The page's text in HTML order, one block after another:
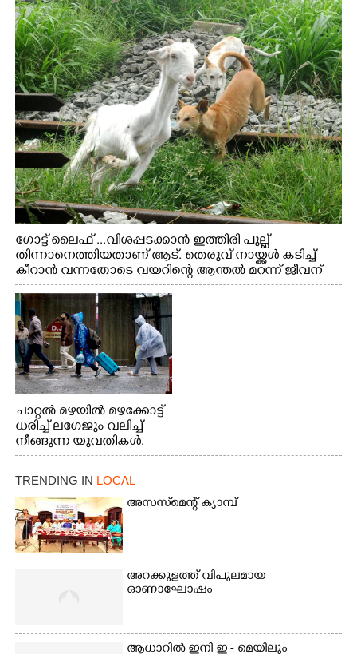
ഗോട്ട് ലൈഫ് ...വിശപ്പടക്കാൻ ഇത്തിരി പുല്ല്
തിന്നാനെത്തിയതാണ് ആട്. തെരുവ് നായ്ക്കൾ കടിച്ച്
കീറാൻ വന്നതോടെ വയറിന്റെ ആന്തൽ മറന്ന് ജീവന്
വേണ്ടിയായി ഓട്ടം. എറണാകുളം വാത്തുരുത്തിയിൽ
നിന്നുള്ള കാഴ്ച
ചാറ്റൽ മഴയിൽ മഴക്കോട്ട്
ധരിച്ച് ലഗേജും വലിച്ച്
നീങ്ങുന്ന യുവതികൾ.
എറണാകുളം മേനകയിൽ
നിന്നുള്ള കാഴ്ച
TRENDING IN LOCAL
അസസ്‌മെന്റ് ക്യാമ്പ്
അറക്കുളത്ത് വിപുലമായ
ഓണാഘോഷം
ആധാറിൽ ഇനി ഇ - മെയിലും